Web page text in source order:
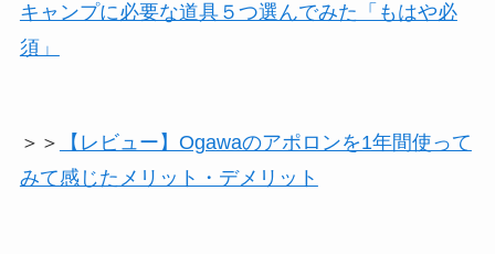
キャンプに必要な道具５つ選んでみた「もはや必
須」
＞＞
【レビュー】Ogawaのアポロンを1年間使って
みて感じたメリット・デメリット